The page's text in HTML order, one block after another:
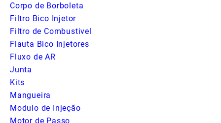
Corpo de Borboleta
Filtro Bico Injetor
Filtro de Combustivel
Flauta Bico Injetores
Fluxo de AR
Junta
Kits
Mangueira
Modulo de Injeção
Motor de Passo